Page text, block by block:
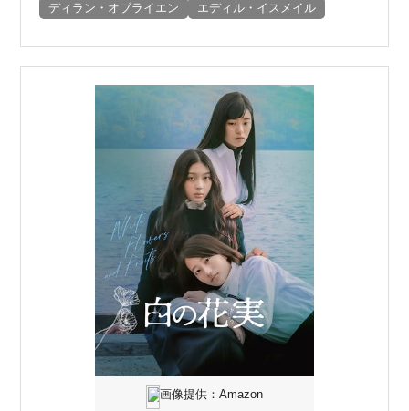
ディラン・オブライエン
エディル・イスメイル
画像提供：Amazon